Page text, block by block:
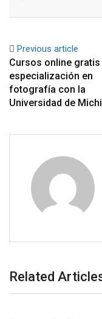
Previous article
Cursos online gratis
especialización en
fotografía con la
Universidad de
Related